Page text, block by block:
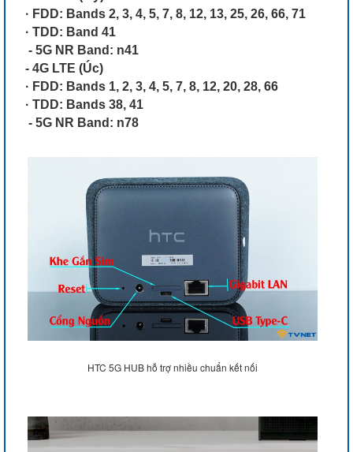
· FDD: Bands 2, 3, 4, 5, 7, 8, 12, 13, 25, 26, 66, 71
· TDD: Band 41
- 5G NR Band: n41
- 4G LTE (Úc)
· FDD: Bands 1, 2, 3, 4, 5, 7, 8, 12, 20, 28, 66
· TDD: Bands 38, 41
- 5G NR Band: n78
HTC 5G HUB hỗ trợ nhiều chuẩn kết nối